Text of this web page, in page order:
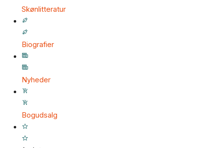
Skønlitteratur
Biografier
Nyheder
Bogudsalg